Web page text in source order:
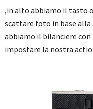
,in alto abbiamo il tasto
scattare foto in base
abbiamo il bilanciere con
impostare la nostra